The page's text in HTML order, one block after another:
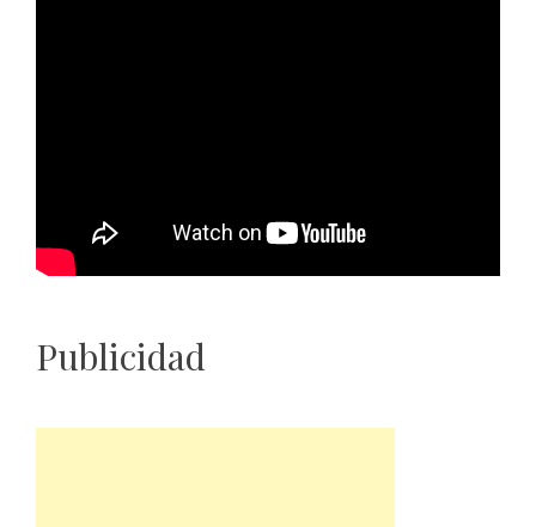
Publicidad